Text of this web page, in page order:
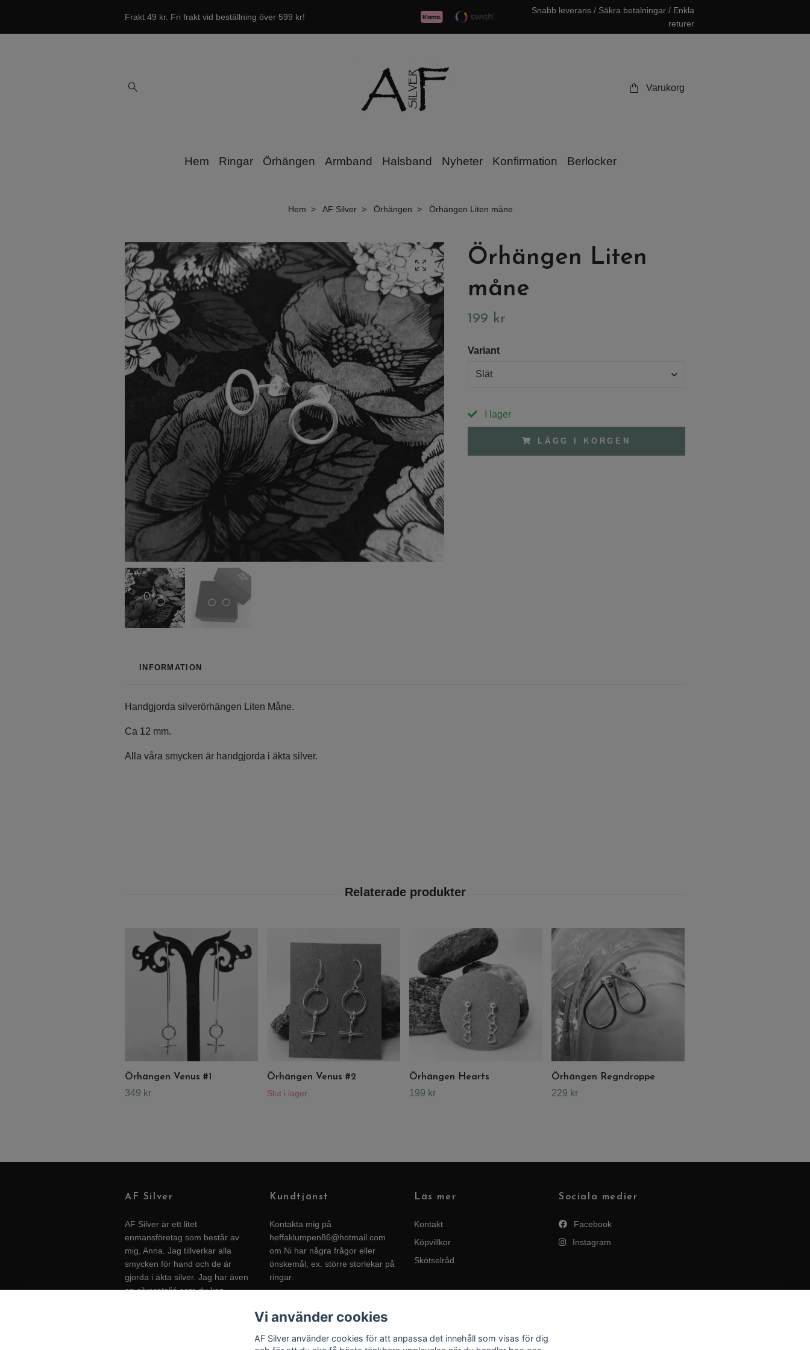
Frakt 49 kr. Fri frakt vid beställning över 599 kr!
Snabb leverans / Säkra betalningar / Enkla
returer
Varukorg
Hem Ringar Örhängen Armband Halsband Nyheter Konfirmation Berlocker
Hem AF Silver Örhängen Örhängen Liten måne
Örhängen Liten
måne
199 kr
Variant
Slät
I lager
LÄGG I KORGEN
INFORMATION
Handgjorda silverörhängen Liten Måne.
Ca 12 mm.
Alla våra smycken är handgjorda i äkta silver.
Örhängen Venus #1
349 kr
Örhängen Venus #2
Slut i lager
Örhängen Hearts
199 kr
Örhängen Regndroppe
229 kr
AF Silver
AF Silver är ett litet
enmansföretag som består av
mig, Anna. Jag tillverkar alla
smycken för hand och de är
gjorda i äkta silver. Jag har även
en silverateljé som du kan
Kundtjänst
Kontakta mig på
heffaklumpen86@hotmail.com
om Ni har några frågor eller
önskemål, ex. större storlekar på
ringar.
Läs mer
Kontakt
Köpvillkor
Skötselråd
Sociala medier
Facebook
Instagram
Vi använder cookies
AF Silver använder cookies för att anpassa det innehåll som visas för dig